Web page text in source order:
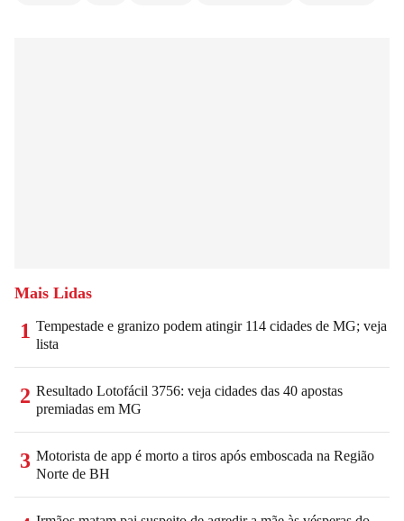
Mais Lidas
1 Tempestade e granizo podem atingir 114 cidades de MG; veja
lista
2 Resultado Lotofácil 3756: veja cidades das 40 apostas
premiadas em MG
3 Motorista de app é morto a tiros após emboscada na Região
Norte de BH